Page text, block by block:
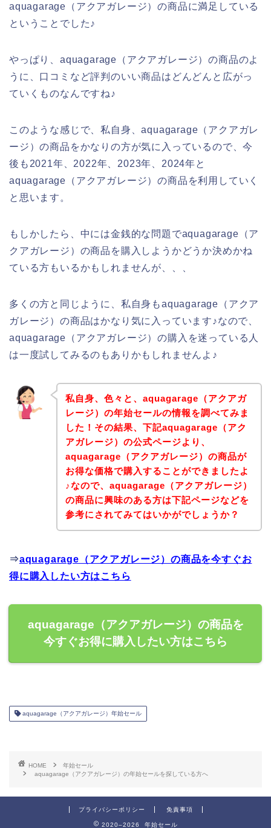
aquagarage（アクアガレージ）の商品に満足している
ということでした♪
やっぱり、aquagarage（アクアガレージ）の商品のよ
うに、口コミなど評判のいい商品はどんどんと広がっ
ていくものなんですね♪
このような感じで、私自身、aquagarage（アクアガレ
ージ）の商品をかなりの方が気に入っているので、今
後も2021年、2022年、2023年、2024年と
aquagarage（アクアガレージ）の商品を利用していく
と思います。
もしかしたら、中には金銭的な問題でaquagarage（ア
クアガレージ）の商品を購入しようかどうか決めかね
ている方もいるかもしれませんが、、、
多くの方と同じように、私自身もaquagarage（アクア
ガレージ）の商品はかなり気に入っています♪なので、
aquagarage（アクアガレージ）の購入を迷っている人
は一度試してみるのもありかもしれませんよ♪
私自身、色々と、aquagarage（アクアガ
レージ）の年始セールの情報を調べてみま
した！その結果、下記aquagarage（アク
アガレージ）の公式ページより、
aquagarage（アクアガレージ）の商品が
お得な価格で購入することができましたよ
♪なので、aquagarage（アクアガレージ）
の商品に興味のある方は下記ページなどを
参考にされてみてはいかがでしょうか？
⇒aquagarage（アクアガレージ）の商品を今すぐお
得に購入したい方はこちら
aquagarage（アクアガレージ）の商品を
今すぐお得に購入したい方はこちら
aquagarage（アクアガレージ）年始セール
HOME
年始セール
aquagarage（アクアガレージ）の年始セールを探している方へ
プライバシーポリシー 免責事項
2020–2026 年始セール